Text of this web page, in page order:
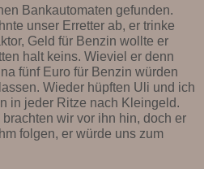
Bankautomaten gefunden.
unser Erretter ab, er trinke
Geld für Benzin wollte er
halt keins. Wieviel er denn
fünf Euro für Benzin würden
Wieder hüpften Uli und ich
in jeder Ritze nach Kleingeld.
wir vor ihn hin, doch er
folgen, er würde uns zum